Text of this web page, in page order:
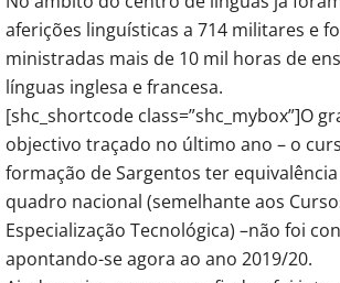
aferições linguísticas a 714 militares e
ministradas mais de 10 mil horas de
línguas inglesa e francesa.
[shc_shortcode class=”shc_mybox”]O
objectivo traçado no último ano – o
formação de Sargentos ter
quadro nacional (semelhante aos
Especialização Tecnológica) –não foi
apontando-se agora ao ano 2019/20.